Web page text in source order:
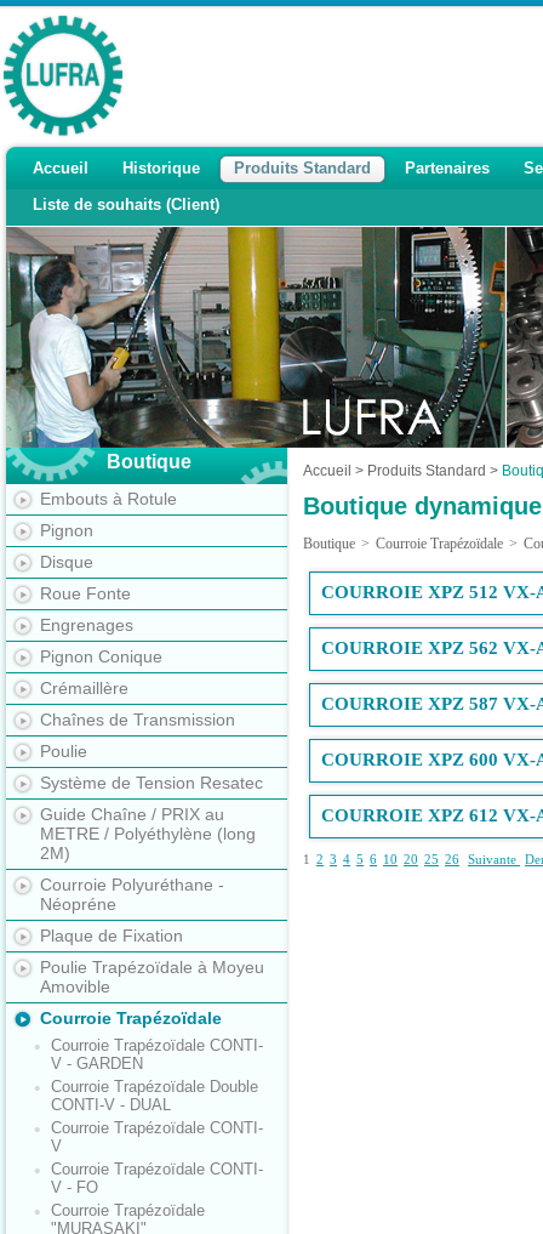
Accueil Historique Produits Standard Partenaires
Liste de souhaits (Client)
Boutique
Embouts à Rotule
Pignon
Disque
Roue Fonte
Engrenages
Pignon Conique
Crémaillère
Chaînes de Transmission
Poulie
Système de Tension Resatec
Guide Chaîne / PRIX au
METRE / Polyéthylène (long
2M)
Courroie Polyuréthane -
Néopréne
Plaque de Fixation
Poulie Trapézoïdale à Moyeu
Amovible
Courroie Trapézoïdale
Courroie Trapézoïdale CONTI-
V - GARDEN
Courroie Trapézoïdale Double
CONTI-V - DUAL
Courroie Trapézoïdale CONTI-
V
Courroie Trapézoïdale CONTI-
V - FO
Courroie Trapézoïdale
"MURASAKI"
Accueil > Produits Standard >
Boutique dynamique
Boutique > Courroie Trapézoïdale >
COURROIE XPZ 512 VX-
COURROIE XPZ 562 VX-
COURROIE XPZ 587 VX-
COURROIE XPZ 600 VX-
COURROIE XPZ 612 VX-
1 2 3 4 5 6 10 20 25 26 Suivante